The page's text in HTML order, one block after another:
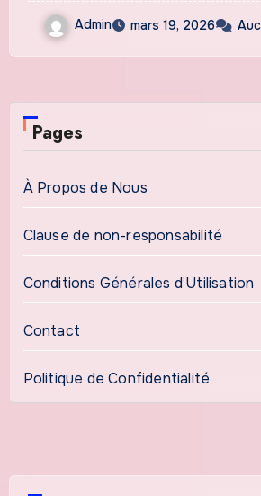
Admin mars 19, 2026
Pages
À Propos de Nous
Clause de non-responsabilité
Conditions Générales d’Utilisation
Contact
Politique de Confidentialité